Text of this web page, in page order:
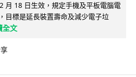
月 18 日生效，規定手機及平板電腦電
目標是延長裝置壽命及減少電子垃
全文